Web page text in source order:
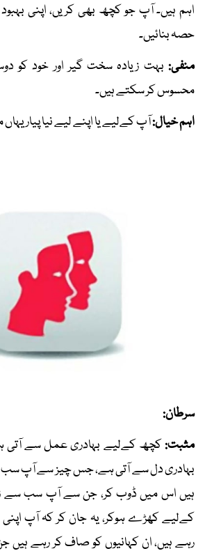
اہم ہیں۔ آپ جو کچھ بھی کریں، اپنی
حصہ بنائیں۔
منفی: بہت زیادہ سخت گیر اور خود کو
محسوس کر سکتے ہیں۔
اہم خیال:آپ کےلیے یا اپنے لیے نیا پیار
سرطان:
مثبت:کچھ کےلیے بہادری عمل سے آتی
بہادری دل سے آتی ہے، جس چیز سے آپ سب
ہیں اس میں ڈوب کر، جن سے آپ سب سے
کےلیے کھڑے ہوکر، یہ جان کر کہ آپ
رہے ہیں، ان کہانیوں کو صاف کر رہے